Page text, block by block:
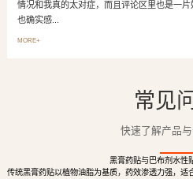
情况和我真的太对症，而且评论区里也是
也确实感...
MORE+
常见
快速了解产品
黑膏药贴与巴布剂水性
传统黑膏药贴以植物油脂为基质，药效渗透力强，适